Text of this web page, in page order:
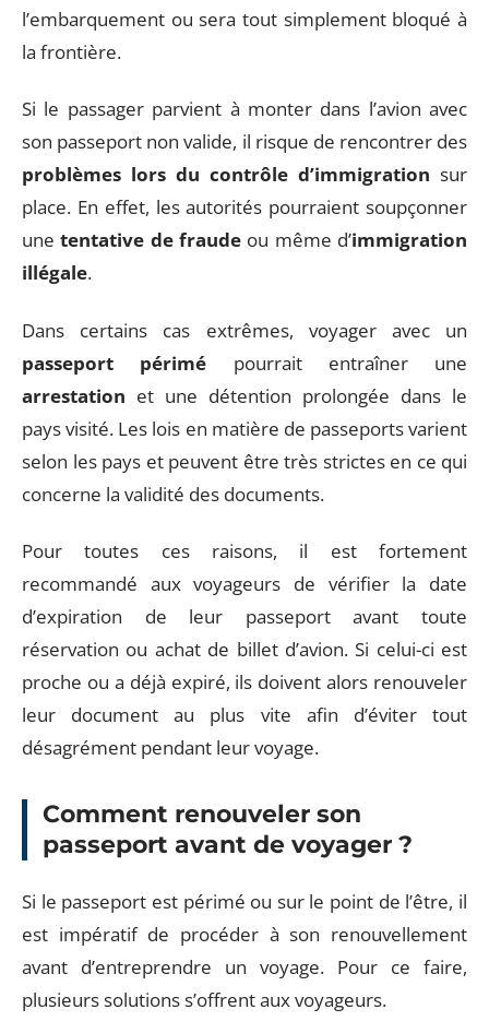
l’embarquement ou sera tout simplement bloqué à
la frontière.
Si le passager parvient à monter dans l’avion avec
son passeport non valide, il risque de rencontrer des
problèmes lors du contrôle d’immigration sur
place. En effet, les autorités pourraient soupçonner
unetentative de fraude ou même d’immigration
illégale.
Dans certains cas extrêmes, voyager avec un
passeport périmé pourrait entraîner une
arrestation et une détention prolongée dans le
pays visité. Les lois en matière de passeports varient
selon les pays et peuvent être très strictes en ce qui
concerne la validité des documents.
Pour toutes ces raisons, il est fortement
recommandé aux voyageurs de vérifier la date
d’expiration de leur passeport avant toute
réservation ou achat de billet d’avion. Si celui-ci est
proche ou a déjà expiré, ils doivent alors renouveler
leur document au plus vite afin d’éviter tout
désagrément pendant leur voyage.
Comment renouveler son
passeport avant de voyager ?
Si le passeport est périmé ou sur le point de l’être, il
est impératif de procéder à son renouvellement
avant d’entreprendre un voyage. Pour ce faire,
plusieurs solutions s’offrent aux voyageurs.